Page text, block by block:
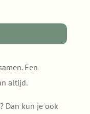
Een
altijd.
Dan kun je ook